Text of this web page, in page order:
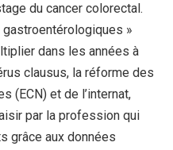
du cancer colorectal.
gastroentérologiques »
dans les années à
clausus, la réforme des
(ECN) et de l’internat,
par la profession qui
grâce aux données